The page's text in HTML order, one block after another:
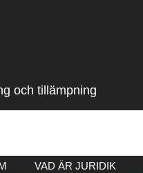
och tillämpning
VAD ÄR JURIDIK